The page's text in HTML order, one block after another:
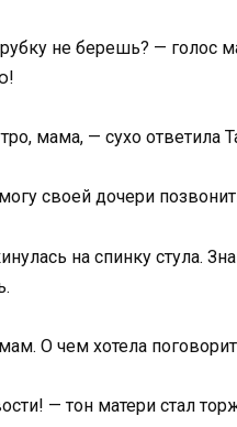
не берешь? — голос
мама, — сухо ответила
своей дочери
на спинку стула.
О чем хотела
— тон матери стал